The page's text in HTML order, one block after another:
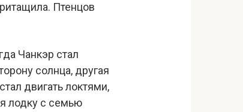
Птенцов
Чанкэр стал
солнца, другая
двигать локтями,
лодку с семью